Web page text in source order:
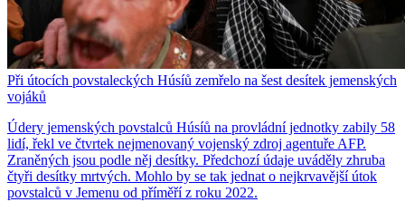
Při útocích povstaleckých Húsíů zemřelo na šest desítek jemenských
vojáků
Údery jemenských povstalců Húsíů na provládní jednotky zabily 58
lidí, řekl ve čtvrtek nejmenovaný vojenský zdroj agentuře AFP.
Zraněných jsou podle něj desítky. Předchozí údaje uváděly zhruba
čtyři desítky mrtvých. Mohlo by se tak jednat o nejkrvavější útok
povstalců v Jemenu od příměří z roku 2022.